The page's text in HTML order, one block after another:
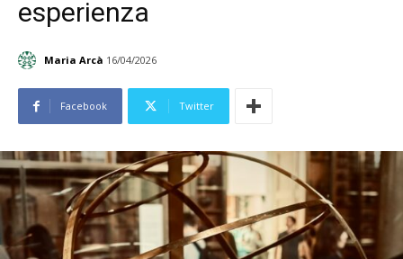
esperienza
Maria Arcà 16/04/2026
Facebook Twitter